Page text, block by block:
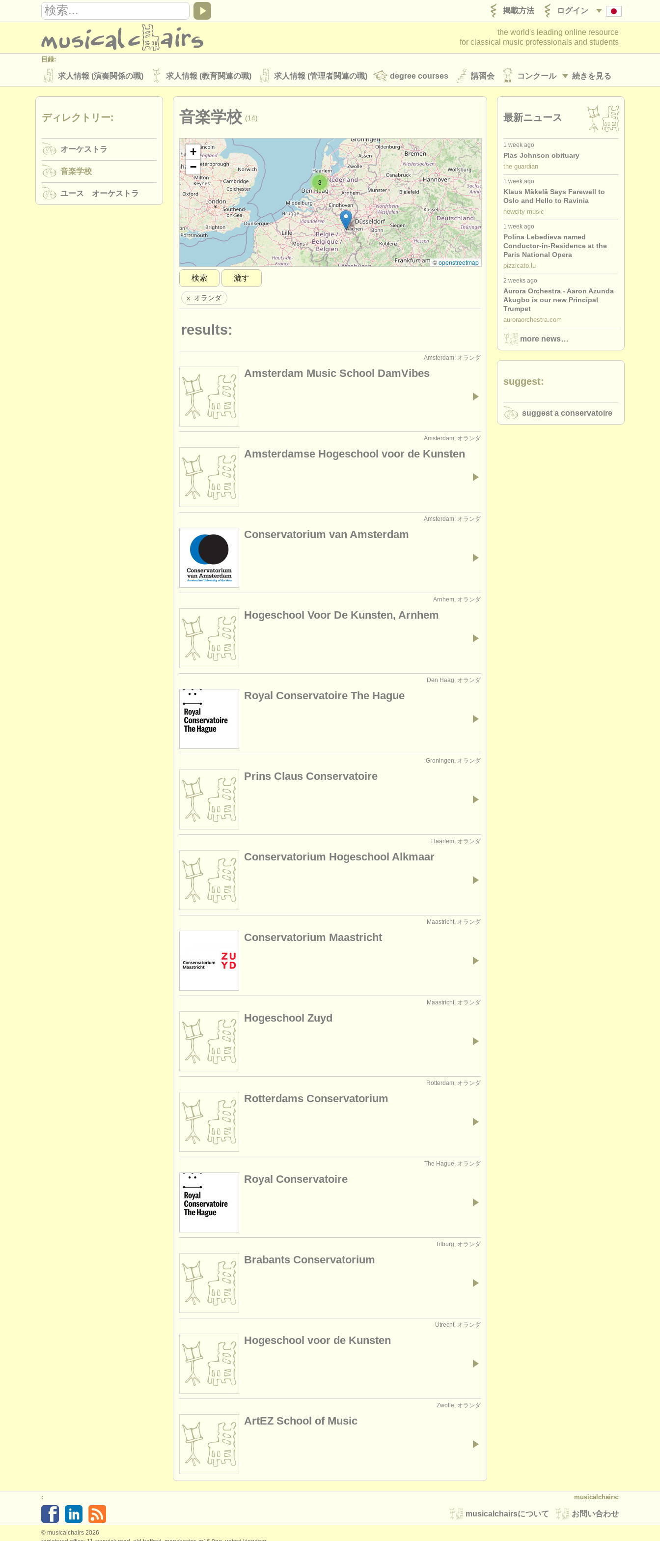
ログイン
掲載方法
the world's leading online resource
for classical music professionals and students
目録:
続きを見る
求人情報 (演奏関係の職) 求人情報 (教育関連の職) 求人情報 (管理者関連の職) degree courses 講習会 コンクール
楽器の販売 盗まれた楽器
ディレクトリー:
musicalchairs:
musicalchairsについて お問い合わせ rss feeds クラシック音楽ニュース
出版社:
掲載方法 find out about our ATS ATSfaq ログイン
音楽学校 (14)
3
+
−
©openstreetmap
検索
漉す
x オランダ
results:
Amsterdam, オランダ
Amsterdam Music School DamVibes
Amsterdam, オランダ
Amsterdamse Hogeschool voor de Kunsten
Amsterdam, オランダ
Conservatorium van Amsterdam
Arnhem, オランダ
Hogeschool Voor De Kunsten, Arnhem
Den Haag, オランダ
Royal Conservatoire The Hague
Groningen, オランダ
Prins Claus Conservatoire
Haarlem, オランダ
Conservatorium Hogeschool Alkmaar
Maastricht, オランダ
Conservatorium Maastricht
Maastricht, オランダ
Hogeschool Zuyd
Rotterdam, オランダ
Rotterdams Conservatorium
The Hague, オランダ
Royal Conservatoire
Tilburg, オランダ
Brabants Conservatorium
Utrecht, オランダ
Hogeschool voor de Kunsten
Zwolle, オランダ
ArtEZ School of Music
ディレクトリー:
オーケストラ
音楽学校
ユース オーケストラ
最新ニュース
1 week ago
Plas Johnson obituary
the guardian
1 week ago
Klaus Mäkelä Says Farewell to
Oslo and Hello to Ravinia
newcity music
1 week ago
Polina Lebedieva named
Conductor-in-Residence at the
Paris National Opera
pizzicato.lu
2 weeks ago
Aurora Orchestra - Aaron Azunda
Akugbo is our new Principal
Trumpet
auroraorchestra.com
more news…
suggest:
suggest a conservatoire
musicalchairs:
お問い合わせ
musicalchairsについて
:
© musicalchairs 2026